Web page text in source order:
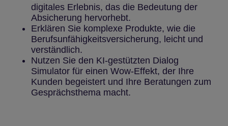
digitales Erlebnis, das die Bedeutung der
Absicherung hervorhebt.
Erklären Sie komplexe Produkte, wie die
Berufsunfähigkeitsversicherung, leicht und
verständlich.
Nutzen Sie den KI-gestützten Dialog
Simulator für einen Wow-Effekt, der Ihre
Kunden begeistert und Ihre Beratungen zum
Gesprächsthema macht.